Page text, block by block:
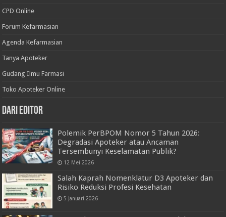
CPD Online
Forum Kefarmasian
Agenda Kefarmasian
Tanya Apoteker
Gudang Ilmu Farmasi
Toko Apoteker Online
Dari Editor
Polemik PerBPOM Nomor 5 Tahun 2026:
Degradasi Apoteker atau Ancaman
Tersembunyi Keselamatan Publik?
12 Mei 2026
Salah Kaprah Nomenklatur D3 Apoteker dan
Risiko Reduksi Profesi Kesehatan
5 Januari 2026